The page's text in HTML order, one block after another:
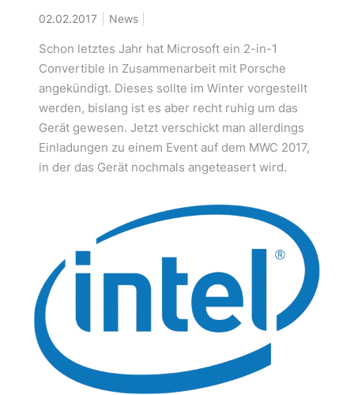
02.02.2017 News
Schon letztes Jahr hat Microsoft ein 2-in-1
Convertible in Zusammenarbeit mit Porsche
angekündigt. Dieses sollte im Winter vorgestellt
werden, bislang ist es aber recht ruhig um das
Gerät gewesen. Jetzt verschickt man allerdings
Einladungen zu einem Event auf dem MWC 2017,
in der das Gerät nochmals angeteasert wird.